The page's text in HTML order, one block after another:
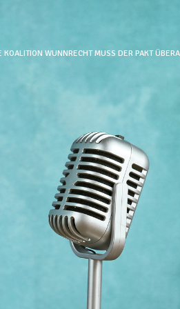
WUNNRECHT MUSS DER PAKT